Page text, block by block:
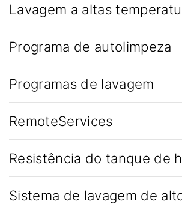
Lavagem a altas
Programa de autolimpeza
Programas de lavagem
RemoteServices
Resistência do tanque de
Sistema de lavagem de